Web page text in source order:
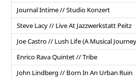
Journal Intime // Studio Konzert
Steve Lacy // Live At Jazzwerkstatt Peitz
Joe Castro // Lush Life (A Musical
Enrico Rava Quintet // Tribe
John Lindberg // Born In An Urban Ruin